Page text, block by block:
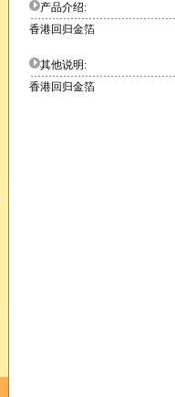
产品介绍:
香港回归金箔
其他说明:
香港回归金箔